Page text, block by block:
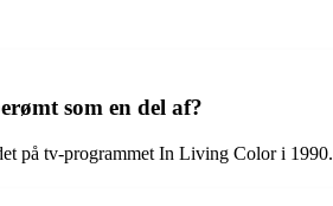
som en del af?
på tv-programmet In Living Color i 1990.